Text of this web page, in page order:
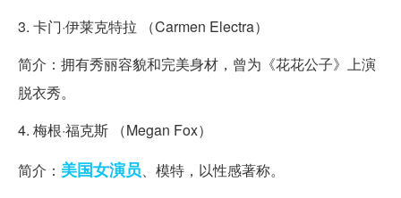
3. 卡门·伊莱克特拉 （Carmen Electra）
简介：拥有秀丽容貌和完美身材，曾为《花花公子》上演
脱衣秀。
4. 梅根·福克斯 （Megan Fox）
简介： 美国女演员、模特，以性感著称。